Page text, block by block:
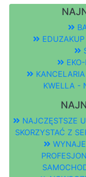
KWELLA -
NAJCZĘSTSZE
SKORZYSTAĆ Z